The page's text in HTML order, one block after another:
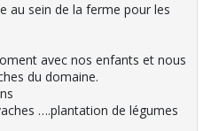
au sein de la ferme pour les
avec nos enfants et nous
du domaine.
….plantation de légumes